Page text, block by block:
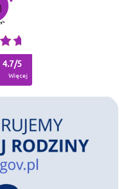
4.7/5
więcej